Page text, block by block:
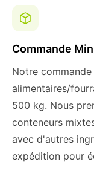
Commande
Notre
alimentaires/
500 kg. Nous
conteneurs
avec d'autres
expédition pour